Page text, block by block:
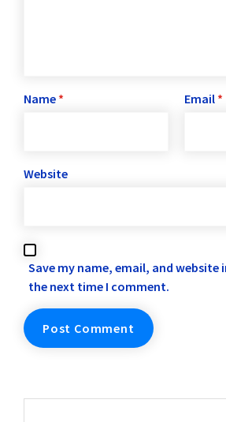
Name * Email *
Website
Save my name, email, and
the next time I comment.